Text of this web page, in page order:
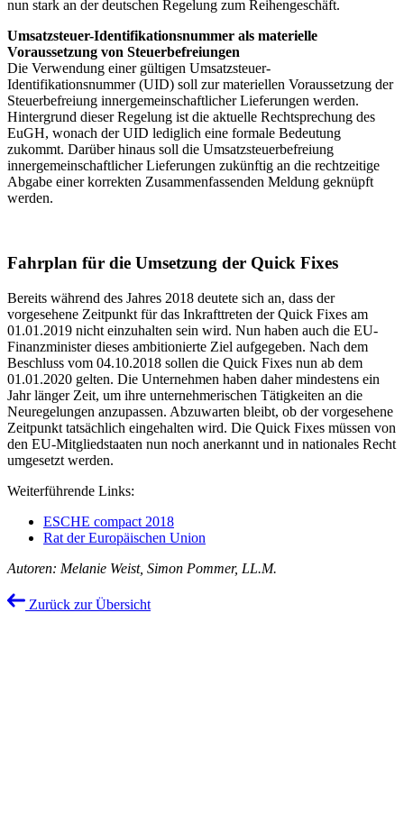
nun stark an der deutschen Regelung zum Reihengeschäft.
Umsatzsteuer-Identifikationsnummer als materielle
Voraussetzung von Steuerbefreiungen
Die Verwendung einer gültigen Umsatzsteuer-
Identifikationsnummer (UID) soll zur materiellen Voraussetzung der
Steuerbefreiung innergemeinschaftlicher Lieferungen werden.
Hintergrund dieser Regelung ist die aktuelle Rechtsprechung des
EuGH, wonach der UID lediglich eine formale Bedeutung
zukommt. Darüber hinaus soll die Umsatzsteuerbefreiung
innergemeinschaftlicher Lieferungen zukünftig an die rechtzeitige
Abgabe einer korrekten Zusammenfassenden Meldung geknüpft
werden.
Fahrplan für die Umsetzung der Quick Fixes
Bereits während des Jahres 2018 deutete sich an, dass der
vorgesehene Zeitpunkt für das Inkrafttreten der Quick Fixes am
01.01.2019 nicht einzuhalten sein wird. Nun haben auch die EU-
Finanzminister dieses ambitionierte Ziel aufgegeben. Nach dem
Beschluss vom 04.10.2018 sollen die Quick Fixes nun ab dem
01.01.2020 gelten. Die Unternehmen haben daher mindestens ein
Jahr länger Zeit, um ihre unternehmerischen Tätigkeiten an die
Neuregelungen anzupassen. Abzuwarten bleibt, ob der vorgesehene
Zeitpunkt tatsächlich eingehalten wird. Die Quick Fixes müssen von
den EU-Mitgliedstaaten nun noch anerkannt und in nationales Recht
umgesetzt werden.
Weiterführende Links:
ESCHE compact 2018
Rat der Europäischen Union
Autoren: Melanie Weist, Simon Pommer, LL.M.
Zurück zur Übersicht